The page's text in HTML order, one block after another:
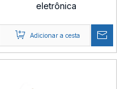
eletrônica
Adicionar a cesta